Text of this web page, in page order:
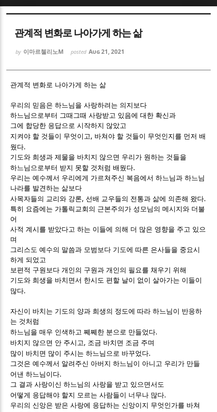
관계적 변화로 나아가게 하는 삶
by 이마르첼리노M posted Aug 21, 2021
관계적 변화로 나아가게 하는 삶
우리의 믿음은 하느님을 사랑하려는 의지보다
하느님으로부터 그때그때 사랑받고 있음에 대한 확신과
그에 합당한 응답으로 시작하지 않았고
지켜야 할 것들이 무엇이고 , 바쳐야 할 것들이 무엇인지를 먼저 배
웠다.
기도와 희생과 제물을 바치지 않으면 우리가 원하는 것들을
하느님으로부터 받지 못할 것처럼 배웠다.
우리는 예수께서 우리에게 가르쳐주신 복음에서 하느님과 하느님
나라를 발견하는 삶보다
사목자들의 교리와 강론,선배 교우들의 전통과 삶에 의존해 왔다.
특히 요즘에는 가톨릭교회의 근본주의가 성모님의 메시지와 더불
어
사적 계시를 받았다고 하는 이들에 의해 더 많은 영향을 주고 있으
며
그리스도 예수의 말씀과 모범보다 기도에 따른 은사들을 중요시
하게 되었고
보편적 구원보다 개인의 구원과 개인의 필요를 채우기 위해
기도와 희생을 바치면서 한시도 편할 날이 없이 살아가는 이들이
많다.
자신이 바치는 기도의 양과 희생의 정도에 따라 하느님이 반응하
는 것처럼
하느님을 매우 인색하고 쩨쩨한 분으로 만들었다.
바치지 않으면 안 주시고 , 조금 바치면 조금 주며
많이 바치면 많이 주시는 하느님으로 바꾸었다.
그것은 예수께서 알려주신 아버지 하느님이 아니고 우리가 만들
어낸 하느님이다.
그 결과 사랑이신 하느님의 사랑을 받고 있으면서도
어떻게 응답해야 할지 모르는 사람들이 너무나 많다.
우리의 신앙은 받은 사랑에 응답하는 신앙이지 무엇인가를 바쳐
Sketchbook5, 스케치북5
Sketchbook5, 스케치북5
Sketchbook5, 스케치북5
Sketchbook5, 스케치북5